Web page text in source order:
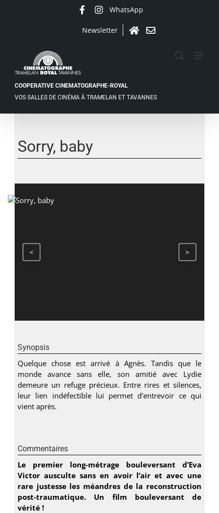
WhatsApp
Newsletter
AccueilContact
COOPERATIVE CINEMATOGRAPHE-ROYAL
VOS SALLES DE CINÉMA À TRAMELAN ET TAVANNES
Sorry, baby
< >
Synopsis
Quelque chose est arrivé à Agnès. Tandis que le
monde avance sans elle, son amitié avec Lydie
demeure un refuge précieux. Entre rires et silences,
leur lien indéfectible lui permet d'entrevoir ce qui
vient après.
Commentaires
Le premier long-métrage bouleversant d’Eva
Victor ausculte sans en avoir l’air et avec une
rare justesse les méandres de la reconstruction
post-traumatique. Un film bouleversant de
vérité !